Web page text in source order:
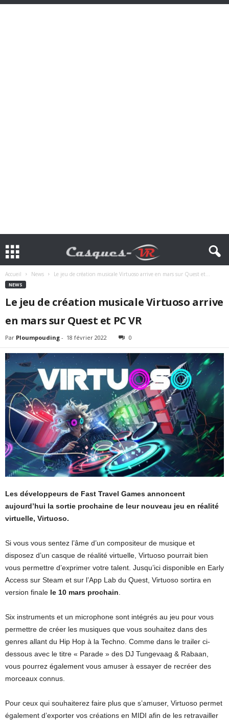
Accueil News Le jeu de création musicale Virtuoso arrive en mars sur Quest et...
NEWS
Le jeu de création musicale Virtuoso arrive
en mars sur Quest et PC VR
Par Ploumpouding - 18 février 2022 0
Les développeurs de Fast Travel Games annoncent
aujourd’hui la sortie prochaine de leur nouveau jeu en réalité
virtuelle, Virtuoso.
Si vous vous sentez l’âme d’un compositeur de musique et
disposez d’un casque de réalité virtuelle, Virtuoso pourrait bien
vous permettre d’exprimer votre talent. Jusqu’ici disponible en Early
Access sur Steam et sur l’App Lab du Quest, Virtuoso sortira en
version finale le 10 mars prochain
Six instruments et un microphone sont intégrés au jeu pour vous
permettre de créer les musiques que vous souhaitez dans des
genres allant du Hip Hop à la Techno. Comme dans le trailer ci-
dessous avec le titre « Parade » des DJ Tungevaag & Rabaan,
vous pourrez également vous amuser à essayer de recréer des
morceaux connus.
Pour ceux qui souhaiterez faire plus que s’amuser, Virtuoso permet
également d’exporter vos créations en MIDI afin de les retravailler